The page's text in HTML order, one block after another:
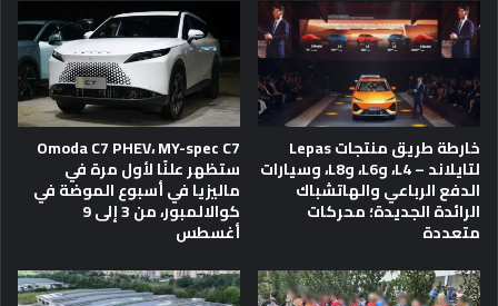
خارطة طريق منتجات Lepas
لتايلاند – L4، وL6، وL8، وسيارات
الدفع الرباعي والهاتشباك
الرائدة الجديدة؛ محركات
متعددة
Omoda C7 PHEV، MY-spec C7
ستظهر علنًا لأول مرة في
ماليزيا في أسبوع الموضة في
كوالالمبور، من 3 إلى 9
أغسطس